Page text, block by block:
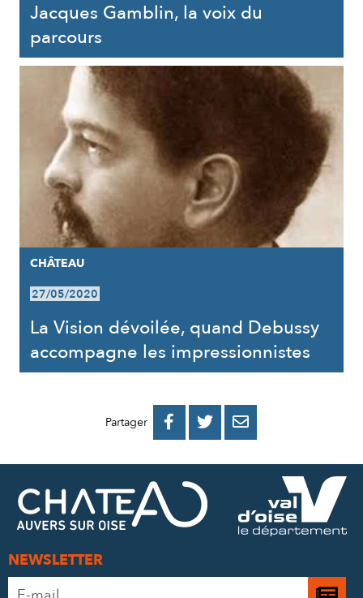
Jacques Gamblin, la voix du
parcours
CHÂTEAU
27/05/2020
La Vision dévoilée, quand Debussy
accompagne les impressionnistes
Partager 
PARTAGER
FACEBOOK
PARTAGER
PARTAGER
MAIL
NEWSLETTER
Adresse
